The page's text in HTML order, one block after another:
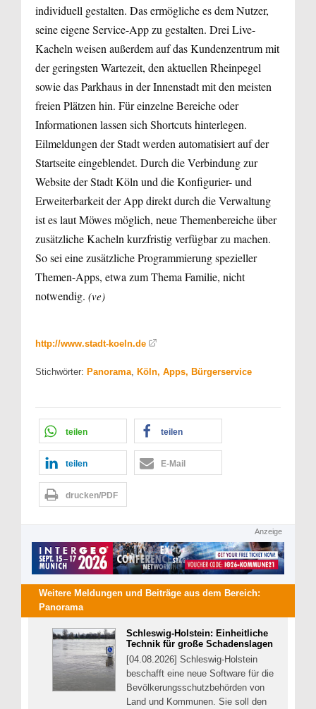
individuell gestalten. Das ermögliche es dem Nutzer,
seine eigene Service-App zu gestalten. Drei Live-
Kacheln weisen außerdem auf das Kundenzentrum mit
der geringsten Wartezeit, den aktuellen Rheinpegel
sowie das Parkhaus in der Innenstadt mit den meisten
freien Plätzen hin. Für einzelne Bereiche oder
Informationen lassen sich Shortcuts hinterlegen.
Eilmeldungen der Stadt werden automatisiert auf der
Startseite eingeblendet. Durch die Verbindung zur
Website der Stadt Köln und die Konfigurier- und
Erweiterbarkeit der App direkt durch die Verwaltung
ist es laut Möwes möglich, neue Themenbereiche über
zusätzliche Kacheln kurzfristig verfügbar zu machen.
So sei eine zusätzliche Programmierung spezieller
Themen-Apps, etwa zum Thema Familie, nicht
notwendig. (ve)
http://www.stadt-koeln.de
Stichwörter: Panorama, Köln, Apps, Bürgerservice
teilen teilen
teilen E-Mail
drucken/PDF
Anzeige
Weitere Meldungen und Beiträge aus dem Bereich:
Panorama
Schleswig-Holstein: Einheitliche
Technik für große Schadenslagen
[04.08.2026] Schleswig-Holstein
beschafft eine neue Software für die
Bevölkerungsschutzbehörden von
Land und Kommunen. Sie soll den